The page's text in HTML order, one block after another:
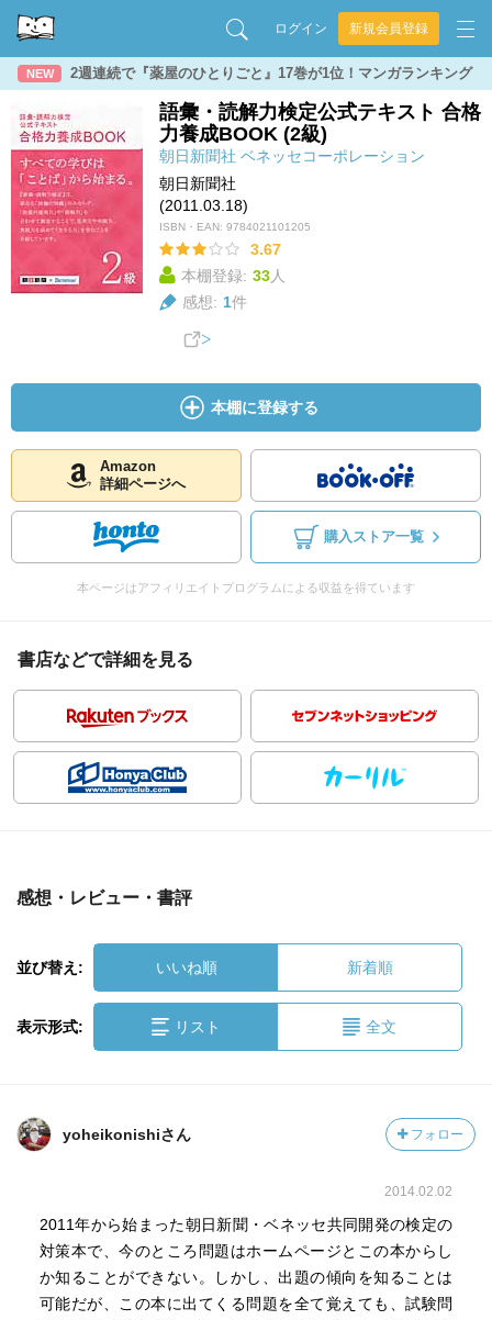
ログイン 新規会員登録
NEW 2週連続で『薬屋のひとりごと』17巻が1位！マンガランキング
語彙・読解力検定公式テキスト 合格
力養成BOOK (2級)
朝日新聞社 ベネッセコーポレーション
朝日新聞社
(2011.03.18)
ISBN・EAN: 9784021101205
3.67
本棚登録: 33人
感想: 1件
本棚に登録する
Amazon
詳細ページへ
購入ストア一覧
本ページはアフィリエイトプログラムによる収益を得ています
書店などで詳細を見る
感想・レビュー・書評
並び替え: いいね順 新着順
表示形式: リスト 全文
yoheikonishiさん フォロー
2014.02.02
2011年から始まった朝日新聞・ベネッセ共同開発の検定の
対策本で、今のところ問題はホームページとこの本からし
か知ることができない。しかし、出題の傾向を知ることは
可能だが、この本に出てくる問題を全て覚えても、試験問